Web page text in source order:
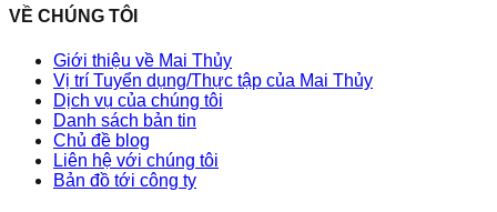
VỀ CHÚNG TÔI
Giới thiệu về Mai Thủy
Vị trí Tuyển dụng/Thực tập của Mai Thủy
Dịch vụ của chúng tôi
Danh sách bản tin
Chủ đề blog
Liên hệ với chúng tôi
Bản đồ tới công ty